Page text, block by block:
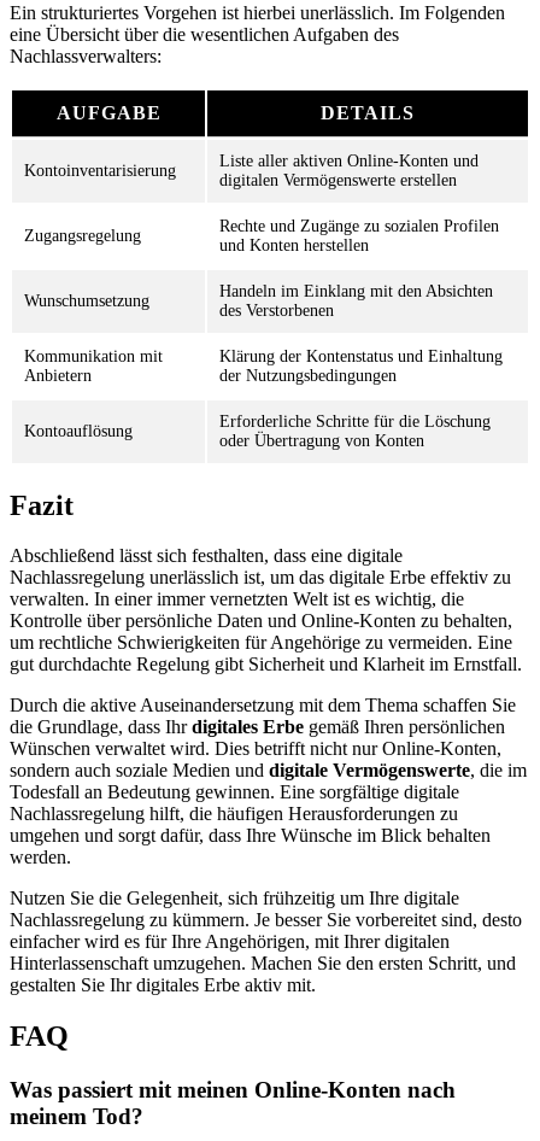
Ein strukturiertes Vorgehen ist hierbei unerlässlich. Im Folgenden
eine Übersicht über die wesentlichen Aufgaben des
Nachlassverwalters:
AUFGABE DETAILS
Kontoinventarisierung
Liste aller aktiven Online-Konten und
digitalen Vermögenswerte erstellen
Zugangsregelung
Rechte und Zugänge zu sozialen Profilen
und Konten herstellen
Wunschumsetzung
Handeln im Einklang mit den Absichten
des Verstorbenen
Kommunikation mit
Anbietern
Klärung der Kontenstatus und Einhaltung
der Nutzungsbedingungen
Kontoauflösung
Erforderliche Schritte für die Löschung
oder Übertragung von Konten
Fazit
Abschließend lässt sich festhalten, dass eine digitale
Nachlassregelung unerlässlich ist, um das digitale Erbe effektiv zu
verwalten. In einer immer vernetzten Welt ist es wichtig, die
Kontrolle über persönliche Daten und Online-Konten zu behalten,
um rechtliche Schwierigkeiten für Angehörige zu vermeiden. Eine
gut durchdachte Regelung gibt Sicherheit und Klarheit im Ernstfall.
Durch die aktive Auseinandersetzung mit dem Thema schaffen Sie
die Grundlage, dass Ihrdigitales Erbe gemäß Ihren persönlichen
Wünschen verwaltet wird. Dies betrifft nicht nur Online-Konten,
sondern auch soziale Medien und digitale Vermögenswerte, die im
Todesfall an Bedeutung gewinnen. Eine sorgfältige digitale
Nachlassregelung hilft, die häufigen Herausforderungen zu
umgehen und sorgt dafür, dass Ihre Wünsche im Blick behalten
werden.
Nutzen Sie die Gelegenheit, sich frühzeitig um Ihre digitale
Nachlassregelung zu kümmern. Je besser Sie vorbereitet sind, desto
einfacher wird es für Ihre Angehörigen, mit Ihrer digitalen
Hinterlassenschaft umzugehen. Machen Sie den ersten Schritt, und
gestalten Sie Ihr digitales Erbe aktiv mit.
FAQ
Was passiert mit meinen Online-Konten nach
meinem Tod?